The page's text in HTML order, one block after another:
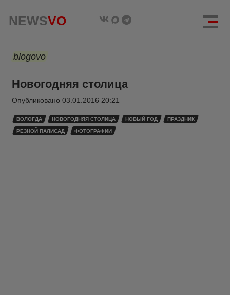
NEWSVO
blogovo
Новогодняя столица
Опубликовано 03.01.2016 20:21
ВОЛОГДА НОВОГОДНЯЯ СТОЛИЦА НОВЫЙ ГОД ПРАЗДНИК
РЕЗНОЙ ПАЛИСАД ФОТОГРАФИИ